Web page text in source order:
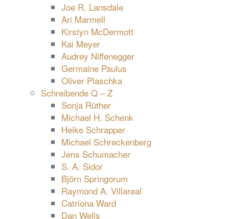
Joe R. Lansdale
Ari Marmell
Kirstyn McDermott
Kai Meyer
Audrey Niffenegger
Germaine Paulus
Oliver Plaschka
Schreibende Q – Z
Sonja Rüther
Michael H. Schenk
Heike Schrapper
Michael Schreckenberg
Jens Schumacher
S. A. Sidor
Björn Springorum
Raymond A. Villareal
Catriona Ward
Dan Wells